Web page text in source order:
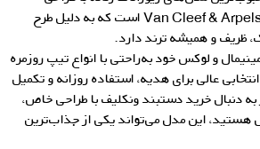
الهام‌گرفته از برند لوکس Van Cleef & Arpels است که به دلیل طرح
ظریف و همیشه ترند دارد.
و لوکس خود به‌راحتی با انواع تیپ روزمره
عالی برای هدیه، استفاده روزانه و تکمیل
دنبال خرید دستبند ونکلیف با طراحی خاص،
هستید، این مدل می‌تواند یکی از جذاب‌ترین